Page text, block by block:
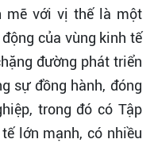
mẽ với vị thế là một
của vùng kinh tế
đường phát triển
sự đồng hành, đóng
trong đó có Tập
lớn mạnh, có nhiều